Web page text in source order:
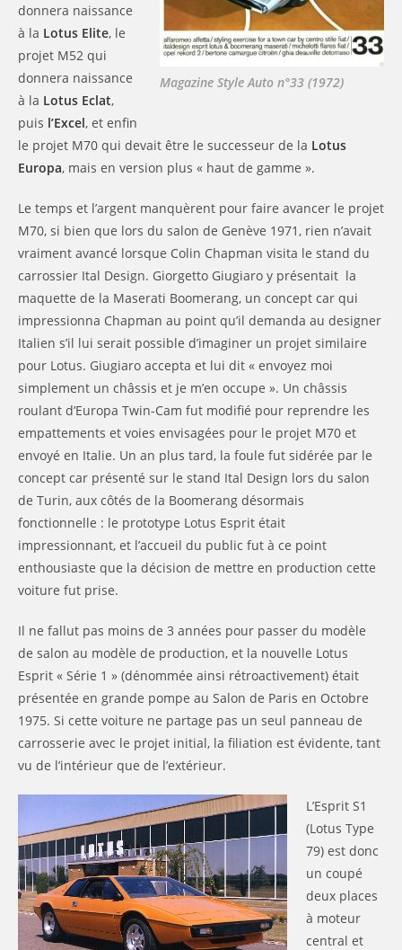
Magazine Style Auto n°33 (1972)
donnera naissance
à la Lotus Elite, le
projet M52 qui
donnera naissance
à la Lotus Eclat,
puis l’Excel, et enfin
le projet M70 qui devait être le successeur de la Lotus
Europa, mais en version plus « haut de gamme ».
Le temps et l’argent manquèrent pour faire avancer le projet
M70, si bien que lors du salon de Genève 1971, rien n’avait
vraiment avancé lorsque Colin Chapman visita le stand du
carrossier Ital Design. Giorgetto Giugiaro y présentait la
maquette de la Maserati Boomerang, un concept car qui
impressionna Chapman au point qu’il demanda au designer
Italien s’il lui serait possible d’imaginer un projet similaire
pour Lotus. Giugiaro accepta et lui dit « envoyez moi
simplement un châssis et je m’en occupe ». Un châssis
roulant d’Europa Twin-Cam fut modifié pour reprendre les
empattements et voies envisagées pour le projet M70 et
envoyé en Italie. Un an plus tard, la foule fut sidérée par le
concept car présenté sur le stand Ital Design lors du salon
de Turin, aux côtés de la Boomerang désormais
fonctionnelle : le prototype Lotus Esprit était
impressionnant, et l’accueil du public fut à ce point
enthousiaste que la décision de mettre en production cette
voiture fut prise.
Il ne fallut pas moins de 3 années pour passer du modèle
de salon au modèle de production, et la nouvelle Lotus
Esprit « Série 1 » (dénommée ainsi rétroactivement) était
présentée en grande pompe au Salon de Paris en Octobre
1975. Si cette voiture ne partage pas un seul panneau de
carrosserie avec le projet initial, la filiation est évidente, tant
vu de l’intérieur que de l’extérieur.
L’Esprit S1
(Lotus Type
79) est donc
un coupé
deux places
à moteur
central et